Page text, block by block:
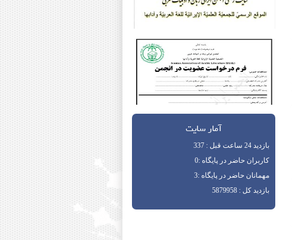
آمار سایت
بازدید 24 ساعت قبل : 337
کاربران حاضر در پایگاه :0
مهمانان حاضر در پایگاه :3
بازدید کل : 5879958